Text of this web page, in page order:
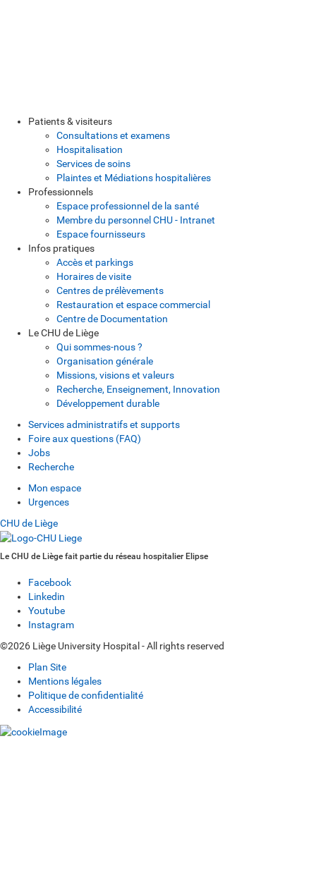
Patients & visiteurs
Consultations et examens
Hospitalisation
Services de soins
Plaintes et Médiations hospitalières
Professionnels
Espace professionnel de la santé
Membre du personnel CHU - Intranet
Espace fournisseurs
Infos pratiques
Accès et parkings
Horaires de visite
Centres de prélèvements
Restauration et espace commercial
Centre de Documentation
Le CHU de Liège
Qui sommes-nous ?
Organisation générale
Missions, visions et valeurs
Recherche, Enseignement, Innovation
Développement durable
Services administratifs et supports
Foire aux questions (FAQ)
Jobs
Recherche
Mon espace
Urgences
CHU de Liège
Le CHU de Liège fait partie du réseau hospitalier Elipse
Facebook
Linkedin
Youtube
Instagram
©2026 Liège University Hospital - All rights reserved
Plan Site
Mentions légales
Politique de confidentialité
Accessibilité